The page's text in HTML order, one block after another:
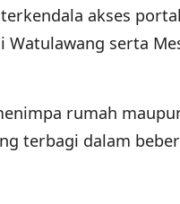
akses
serta
rumah
terbagi dalam